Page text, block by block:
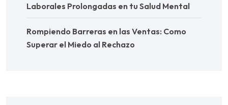
Laborales Prolongadas en tu Salud Mental
Rompiendo Barreras en las Ventas: Como
Superar el Miedo al Rechazo